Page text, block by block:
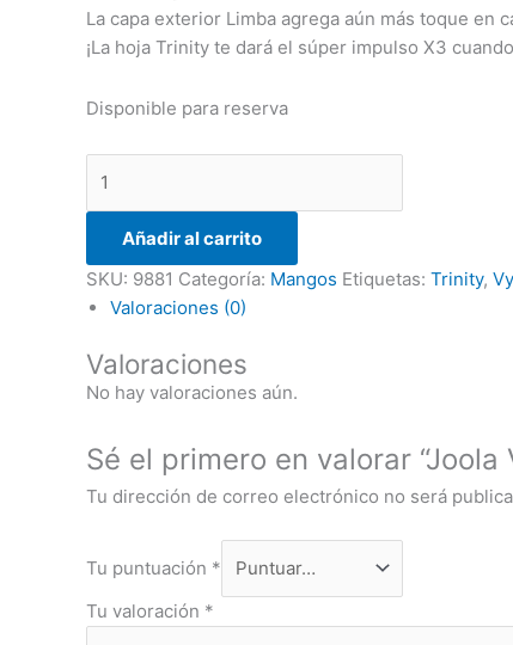
La capa exterior Limba agrega aún más toque en
¡La hoja Trinity te dará el súper impulso X3
Disponible para reserva
Añadir al carrito
SKU: 9881 Categoría: Mangos Etiquetas: Trinity,
Valoraciones (0)
Valoraciones
No hay valoraciones aún.
Sé el primero en valorar “Joola
Tu dirección de correo electrónico no será
Tu puntuación *
Tu valoración *